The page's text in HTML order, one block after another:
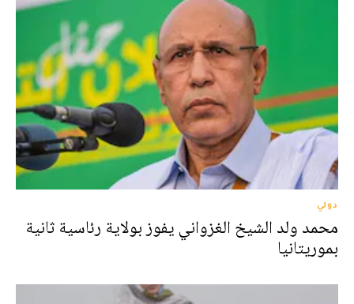
دولي
محمد ولد الشيخ الغزواني يفوز بولاية رئاسية ثانية
بموريتانيا